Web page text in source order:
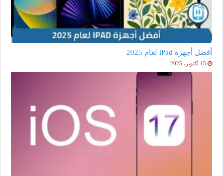
أفضل أجهزة iPad لعام 2025
15 أكتوبر، 2025